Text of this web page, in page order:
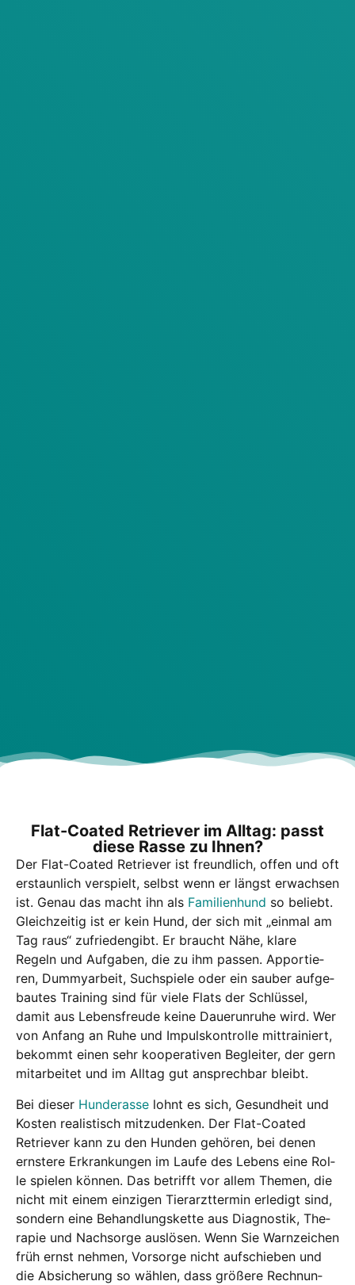
Flat-Coa­ted Retrie­ver im All­tag: passt
die­se Ras­se zu Ihnen?
Der Flat-Coa­ted Retrie­ver ist freund­lich, offen und oft
erstaun­lich ver­spielt, selbst wenn er längst erwach­sen
ist. Genau das macht ihn als Fami­li­en­hund so beliebt.
Gleich­zei­tig ist er kein Hund, der sich mit „ein­mal am
Tag raus“ zufrie­den­gibt. Er braucht Nähe, kla­re
Regeln und Auf­ga­ben, die zu ihm pas­sen. Appor­tie­
ren, Dum­my­ar­beit, Such­spie­le oder ein sau­ber auf­ge­
bau­tes Trai­ning sind für vie­le Flats der Schlüs­sel,
damit aus Lebens­freu­de kei­ne Dauer­un­ru­he wird. Wer
von Anfang an Ruhe und Impuls­kon­trol­le mit­trai­niert,
bekommt einen sehr koope­ra­ti­ven Beglei­ter, der gern
mit­ar­bei­tet und im All­tag gut ansprech­bar bleibt.
Bei die­ser Hun­de­ras­se lohnt es sich, Gesund­heit und
Kos­ten rea­lis­tisch mit­zu­den­ken. Der Flat-Coa­ted
Retrie­ver kann zu den Hun­den gehö­ren, bei denen
erns­te­re Erkran­kun­gen im Lau­fe des Lebens eine Rol­
le spie­len kön­nen. Das betrifft vor allem The­men, die
nicht mit einem ein­zi­gen Tier­arzt­ter­min erle­digt sind,
son­dern eine Behand­lungs­ket­te aus Dia­gnos­tik, The­
ra­pie und Nach­sor­ge aus­lö­sen. Wenn Sie Warn­zei­chen
früh ernst neh­men, Vor­sor­ge nicht auf­schie­ben und
die Absi­che­rung so wäh­len, dass grö­ße­re Rech­nun­